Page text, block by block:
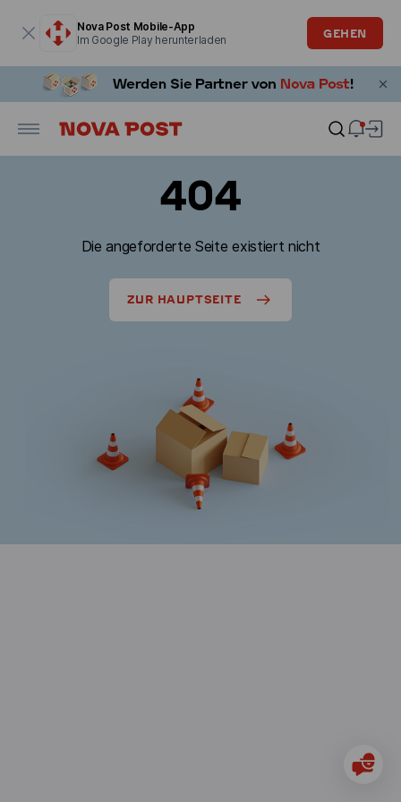
Nova Post Mobile-App
Im Google Play herunterladen
GEHEN
404
Die angeforderte Seite existiert nicht
ZUR HAUPTSEITE